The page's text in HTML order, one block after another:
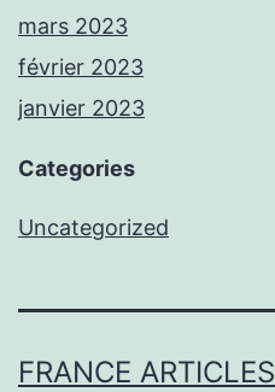
mars 2023
février 2023
janvier 2023
Categories
Uncategorized
FRANCE ARTICLES